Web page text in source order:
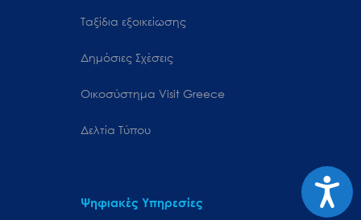
Ταξίδια εξοικείωσης
Δημόσιες Σχέσεις
Oικοσύστημα Visit Greece
Δελτία Τύπου
Ψηφιακές Υπηρεσίες